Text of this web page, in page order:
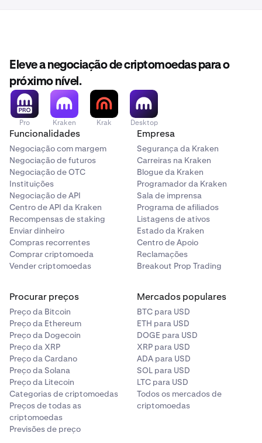
Eleve a negociação de criptomoedas para o
próximo nível.
Pro Kraken Krak Desktop
Funcionalidades
Negociação com margem
Negociação de futuros
Negociação de OTC
Instituições
Negociação de API
Centro de API da Kraken
Recompensas de staking
Enviar dinheiro
Compras recorrentes
Comprar criptomoeda
Vender criptomoedas
Empresa
Segurança da Kraken
Carreiras na Kraken
Blogue da Kraken
Programador da Kraken
Sala de imprensa
Programa de afiliados
Listagens de ativos
Estado da Kraken
Centro de Apoio
Reclamações
Breakout Prop Trading
Procurar preços
Preço da Bitcoin
Preço da Ethereum
Preço da Dogecoin
Preço da XRP
Preço da Cardano
Preço da Solana
Preço da Litecoin
Categorias de criptomoedas
Preços de todas as
criptomoedas
Previsões de preço
Mercados populares
BTC para USD
ETH para USD
DOGE para USD
XRP para USD
ADA para USD
SOL para USD
LTC para USD
Todos os mercados de
criptomoedas